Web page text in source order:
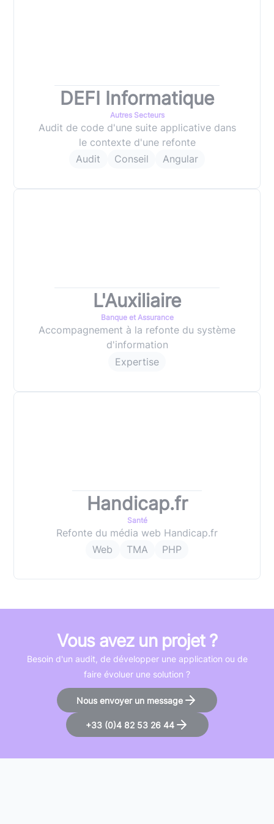
DEFI Informatique
Autres Secteurs
Audit de code d'une suite applicative dans
le contexte d'une refonte
Audit
Conseil Angular
L'Auxiliaire
Banque et Assurance
Accompagnement à la refonte du système
d'information
Expertise
Handicap.fr
Santé
Refonte du média web Handicap.fr
Web
TMA PHP
Vous avez un projet ?
Besoin d'un audit, de développer une application ou de
faire évoluer une solution ?
Nous envoyer un message
+33 (0)4 82 53 26 44